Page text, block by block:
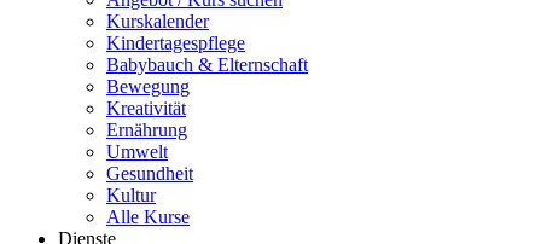
Kurskalender
Kindertagespflege
Babybauch & Elternschaft
Bewegung
Kreativität
Ernährung
Umwelt
Gesundheit
Kultur
Alle Kurse
Dienste